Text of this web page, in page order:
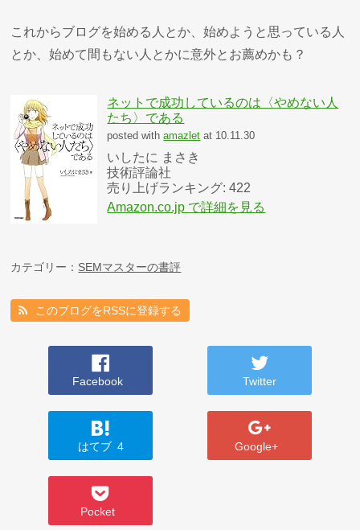
これからブログを始める人とか、始めようと思っている人
とか、始めて間もない人とかに意外とお薦めかも？
ネットで成功しているのは〈やめない人
たち〉である
posted withamazlet at 10.11.30
いしたに まさき
技術評論社
売り上げランキング: 422
Amazon.co.jp で詳細を見る
カテゴリー： SEMマスターの書評
このブログをRSSに登録する
Facebook Twitter
はてブ 4 Google+
Pocket